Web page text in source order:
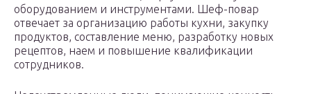
оборудованием и инструментами. Шеф-повар
отвечает за организацию работы кухни, закупку
продуктов, составление меню, разработку новых
рецептов, наем и повышение квалификации
сотрудников.